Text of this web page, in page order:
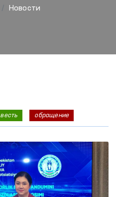
Новости
весть обращение